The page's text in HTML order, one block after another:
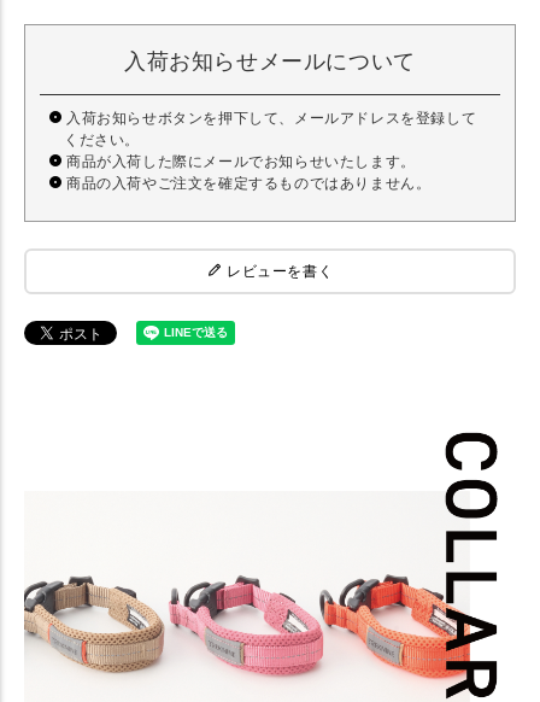
入荷お知らせメールについて
入荷お知らせボタンを押下して、メールアドレスを登録して
ください。
商品が入荷した際にメールでお知らせいたします。
商品の入荷やご注文を確定するものではありません。
レビューを書く